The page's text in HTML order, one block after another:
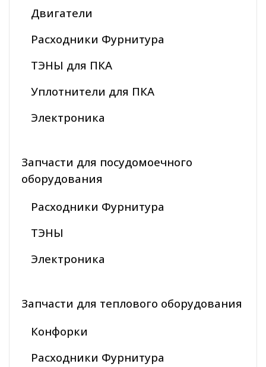
Двигатели
Расходники Фурнитура
ТЭНЫ для ПКА
Уплотнители для ПКА
Электроника
Запчасти для посудомоечного
оборудования
Расходники Фурнитура
ТЭНЫ
Электроника
Запчасти для теплового оборудования
Конфорки
Расходники Фурнитура